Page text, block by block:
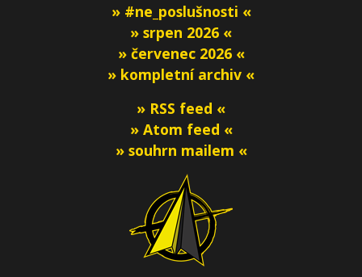
» #ne_poslušnosti «
» srpen 2026 «
» červenec 2026 «
» kompletní archiv «
» RSS feed «
» Atom feed «
» souhrn mailem «